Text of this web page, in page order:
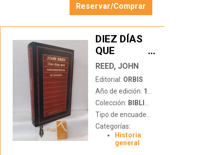
Reservar/Comprar
DIEZ DÍAS
QUE
ESTREMECIERON
AL MUNDO
…
REED, JOHN
Editorial: ORBIS
Año de edición: 1985
Colección: BIBLIOTECA DE HISTORIA
Tipo de encuadernación:
Categorías:
Historia
general